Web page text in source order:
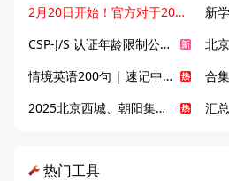
2月20日开始！官方对于2025年北京市中招体检问题解答！
CSP-J/S 认证年龄限制公告发布，新规即日起实施！
情境英语200句 | 速记中考英语1600词
2025北京西城、朝阳集团校直升新动态
热门工具